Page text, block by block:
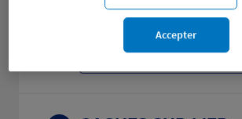
Prendre RDV
Voir plus
Accepter